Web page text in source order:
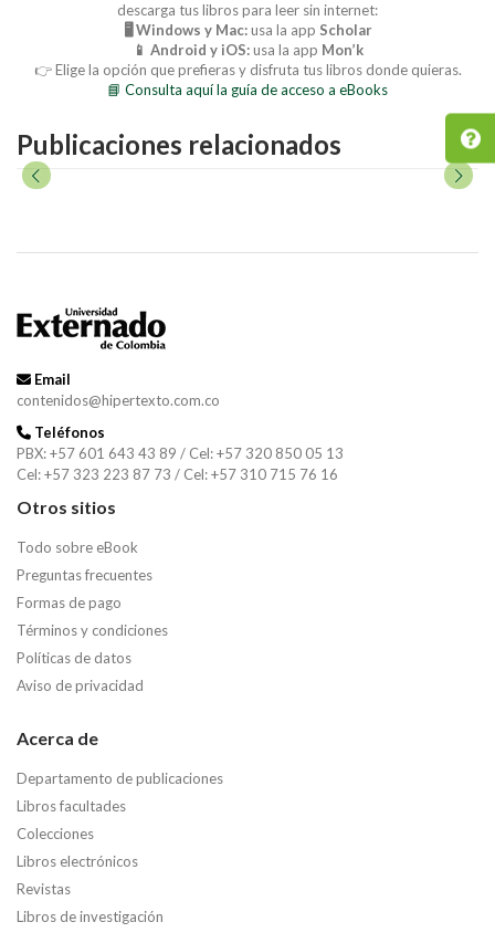
descarga tus libros para leer sin internet:
🖥️ Windows y Mac:usa la app Scholar
📱 Android y iOS:usa la app Mon’k
👉 Elige la opción que prefieras y disfruta tus libros donde quieras.
📘 Consulta aquí la guía de acceso a eBooks
Publicaciones relacionados
Email
contenidos@hipertexto.com.co
Teléfonos
PBX: +57 601 643 43 89 / Cel: +57 320 850 05 13
Cel: +57 323 223 87 73 / Cel: +57 310 715 76 16
Otros sitios
Todo sobre eBook
Preguntas frecuentes
Formas de pago
Términos y condiciones
Políticas de datos
Aviso de privacidad
Acerca de
Departamento de publicaciones
Libros facultades
Colecciones
Libros electrónicos
Revistas
Libros de investigación